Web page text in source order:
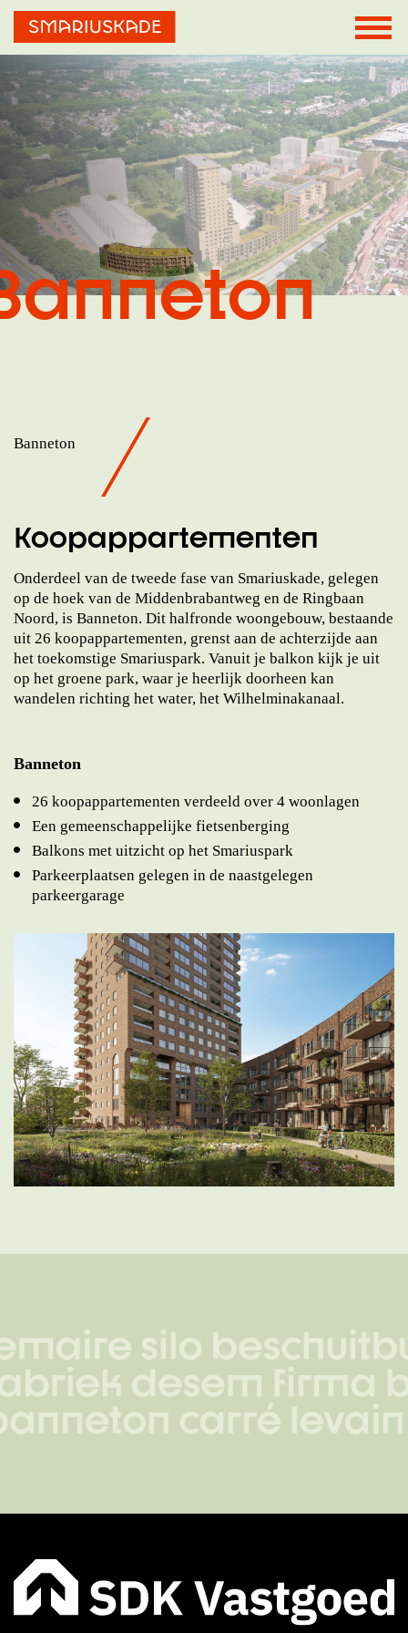
Banneton
Koopappartementen
Onderdeel van de tweede fase van Smariuskade, gelegen
op de hoek van de Middenbrabantweg en de Ringbaan
Noord, is Banneton. Dit halfronde woongebouw, bestaande
uit 26 koopappartementen, grenst aan de achterzijde aan
het toekomstige Smariuspark. Vanuit je balkon kijk je uit
op het groene park, waar je heerlijk doorheen kan
wandelen richting het water, het Wilhelminakanaal.
Banneton
26 koopappartementen verdeeld over 4 woonlagen
Een gemeenschappelijke fietsenberging
Balkons met uitzicht op het Smariuspark
Parkeerplaatsen gelegen in de naastgelegen
parkeergarage